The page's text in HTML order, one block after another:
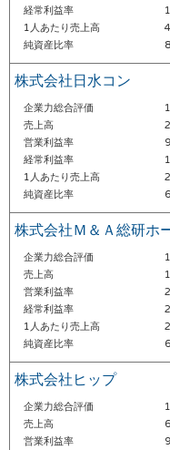
経常利益率
1人あたり売上高
純資産比率
株式会社日水コン
企業力総合評価
売上高
営業利益率
経常利益率
1人あたり売上高
純資産比率
株式会社Ｍ＆Ａ総研ホ
企業力総合評価
売上高
営業利益率
経常利益率
1人あたり売上高
純資産比率
株式会社ヒップ
企業力総合評価
売上高
営業利益率